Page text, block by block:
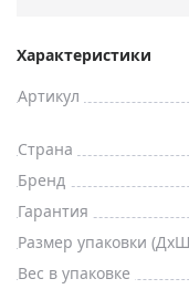
Характеристики
Артикул
Страна
Бренд
Гарантия
Размер упаковки
Вес в упаковке